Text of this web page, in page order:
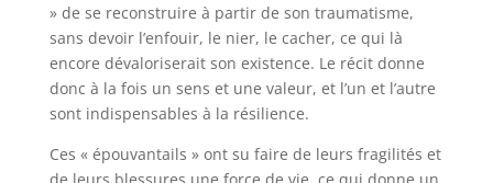
» de se reconstruire à partir de son traumatisme,
sans devoir l’enfouir, le nier, le cacher, ce qui là
encore dévaloriserait son existence. Le récit donne
donc à la fois un sens et une valeur, et l’un et l’autre
sont indispensables à la résilience.
Ces « épouvantails » ont su faire de leurs fragilités et